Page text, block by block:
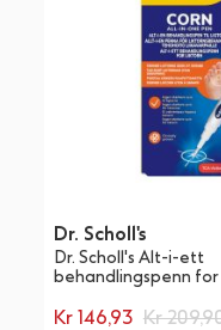
Dr. Scholl's
Dr. Scholl's Alt-i-ett
behandlingspenn
Kr 146,93 Kr